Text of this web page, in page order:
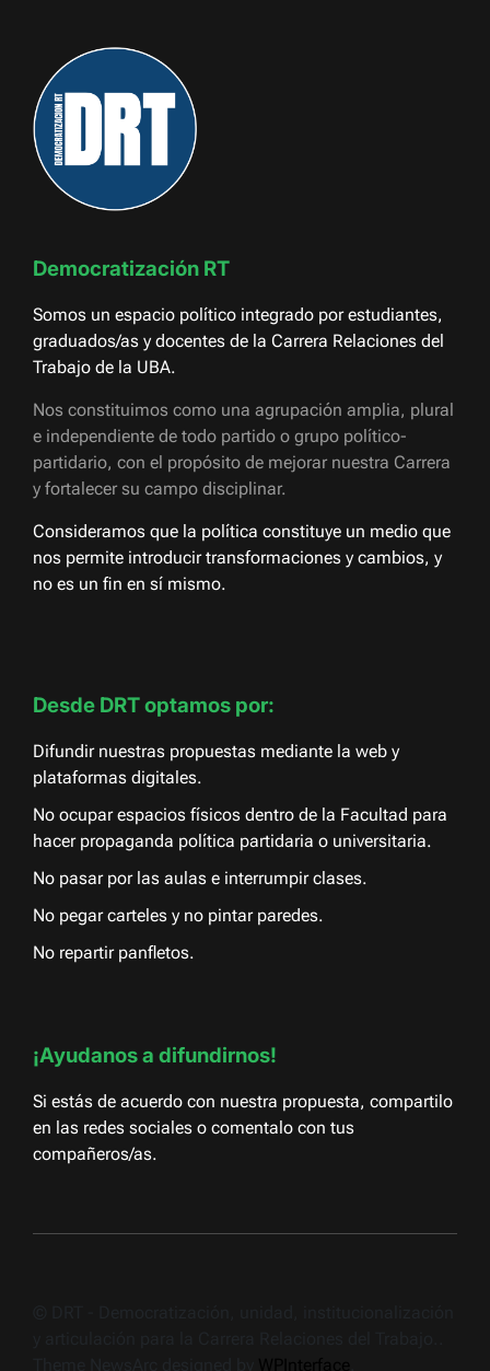
Democratización RT
Somos un espacio político integrado por estudiantes,
graduados/as y docentes de la Carrera Relaciones del
Trabajo de la UBA.
Nos constituimos como una agrupación amplia, plural
e independiente de todo partido o grupo político-
partidario, con el propósito de mejorar nuestra Carrera
y fortalecer su campo disciplinar.
Consideramos que la política constituye un medio que
nos permite introducir transformaciones y cambios, y
no es un fin en sí mismo.
Desde DRT optamos por:
Difundir nuestras propuestas mediante la web y
plataformas digitales.
No ocupar espacios físicos dentro de la Facultad para
hacer propaganda política partidaria o universitaria.
No pasar por las aulas e interrumpir clases.
No pegar carteles y no pintar paredes.
No repartir panfletos.
¡Ayudanos a difundirnos!
Si estás de acuerdo con nuestra propuesta, compartilo
en las redes sociales o comentalo con tus
compañeros/as.